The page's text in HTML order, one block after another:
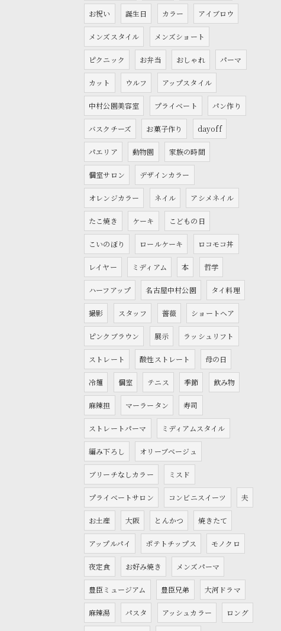
お祝い 誕生日 カラー アイブロウ
メンズスタイル メンズショート
ピクニック お弁当 おしゃれ パーマ
カット ウルフ アップスタイル
中村公園美容室 プライベート パン作り
バスクチーズ お菓子作り dayoff
パエリア 動物園 家族の時間
個室サロン デザインカラー
オレンジカラー ネイル アシメネイル
たこ焼き ケーキ こどもの日
こいのぼり ロールケーキ ロコモコ丼
レイヤー ミディアム 本 哲学
ハーフアップ 名古屋中村公園 タイ料理
撮影 スタッフ 薔薇 ショートヘア
ピンクブラウン 展示 ラッシュリフト
ストレート 酸性ストレート 母の日
冷麺 個室 テニス 季節 飲み物
麻辣担 マーラータン 寿司
ストレートパーマ ミディアムスタイル
編み下ろし オリーブベージュ
ブリーチなしカラー ミスド
プライベートサロン コンビニスイーツ 夫
お土産 大阪 とんかつ 焼きたて
アップルパイ ポテトチップス モノクロ
夜定食 お好み焼き メンズパーマ
豊臣ミュージアム 豊臣兄弟 大河ドラマ
麻辣湯 パスタ アッシュカラー ロング